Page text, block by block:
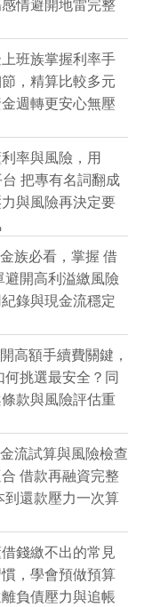
情避開地雷完整
上班族掌握利率手
，精算比較多元
週轉更安心無壓
利率與風險，用
把專有名詞翻成
與風險再決定要
族必看，掌握 借
避開高利溢繳風險
錄與現金流穩定
高額手續費關鍵，
挑選最安全？同
款與風險評估重
流試算與風險檢查
借款再融資完整
到還款壓力一次算
借錢繳不出的常見
，學會預做預算
負債壓力與追帳